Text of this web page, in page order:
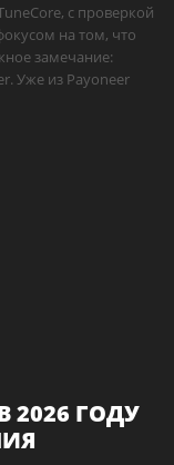
с проверкой
на том, что
замечание:
Уже из Payoneer
2026 ГОДУ